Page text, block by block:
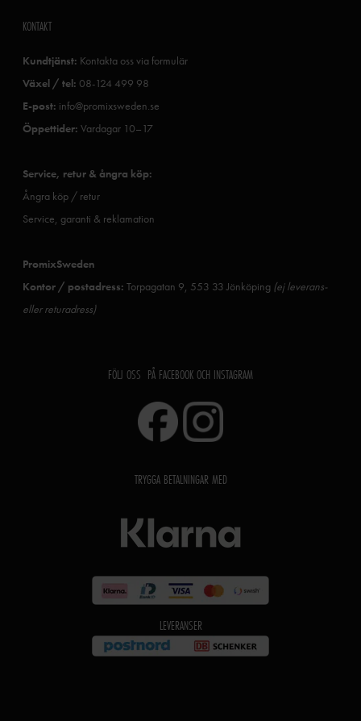
KONTAKT
Kundtjänst: Kontakta oss via formulär
Växel / tel: 08-124 499 98
E-post: info@promixsweden.se
Öppettider: Vardagar 10–17
Service, retur & ångra köp:
Ångra köp / retur
Service, garanti & reklamation
PromixSweden
Kontor / postadress: Torpagatan 9, 553 33 Jönköping (ej leverans-
eller returadress)
FÖLJ OSS PÅ FACEBOOK OCH INSTAGRAM
TRYGGA BETALNINGAR MED
LEVERANSER